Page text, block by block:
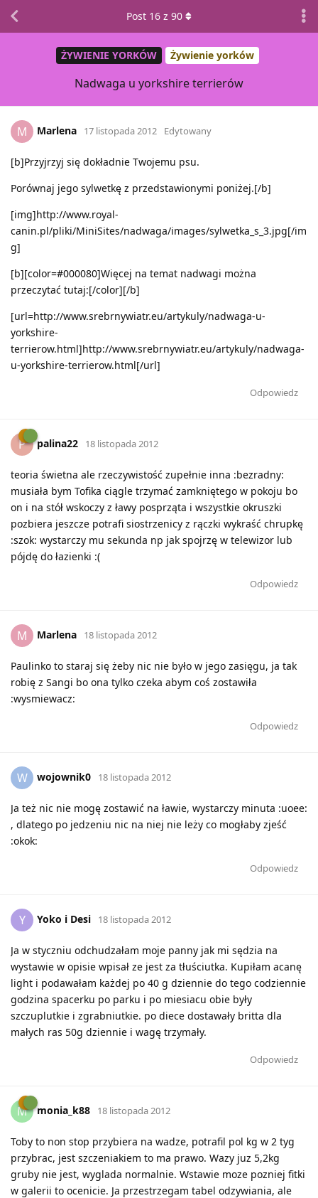
ŻYWIENIE YORKÓW Żywienie yorków
Nadwaga u yorkshire terrierów
Post 16 z 90
M Marlena 17 listopada 2012 Edytowany
[b]Przyjrzyj się dokładnie Twojemu psu.
Porównaj jego sylwetkę z przedstawionymi poniżej.[/b]
[img]http://www.royal-
canin.pl/pliki/MiniSites/nadwaga/images/sylwetka_s_3.jpg[/im
g]
[b][color=#000080]Więcej na temat nadwagi można
przeczytać tutaj:[/color][/b]
[url=http://www.srebrnywiatr.eu/artykuly/nadwaga-u-
yorkshire-
terrierow.html]http://www.srebrnywiatr.eu/artykuly/nadwaga-
u-yorkshire-terrierow.html[/url]
Odpowiedz
P palina22 18 listopada 2012
teoria świetna ale rzeczywistość zupełnie inna :bezradny:
musiała bym Tofika ciągle trzymać zamkniętego w pokoju bo
on i na stół wskoczy z ławy posprząta i wszystkie okruszki
pozbiera jeszcze potrafi siostrzenicy z rączki wykraść chrupkę
:szok: wystarczy mu sekunda np jak spojrzę w telewizor lub
pójdę do łazienki :(
Odpowiedz
M Marlena 18 listopada 2012
Paulinko to staraj się żeby nic nie było w jego zasięgu, ja tak
robię z Sangi bo ona tylko czeka abym coś zostawiła
:wysmiewacz:
Odpowiedz
W wojownik0 18 listopada 2012
Ja też nic nie mogę zostawić na ławie, wystarczy minuta :uoee:
, dlatego po jedzeniu nic na niej nie leży co mogłaby zjeść
:okok:
Odpowiedz
Y Yoko i Desi 18 listopada 2012
Ja w styczniu odchudzałam moje panny jak mi sędzia na
wystawie w opisie wpisał ze jest za tłuściutka. Kupiłam acanę
light i podawałam każdej po 40 g dziennie do tego codziennie
godzina spacerku po parku i po miesiacu obie były
szczuplutkie i zgrabniutkie. po diece dostawały britta dla
małych ras 50g dziennie i wagę trzymały.
Odpowiedz
M monia_k88 18 listopada 2012
Toby to non stop przybiera na wadze, potrafil pol kg w 2 tyg
przybrac, jest szczeniakiem to ma prawo. Wazy juz 5,2kg
gruby nie jest, wyglada normalnie. Wstawie moze pozniej fitki
w galerii to ocenicie. Ja przestrzegam tabel odzywiania, ale